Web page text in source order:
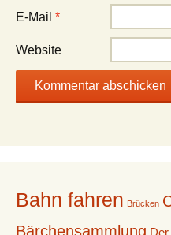
E-Mail *
Website
Bahn fahren Brücken
Bärchensammlung Der